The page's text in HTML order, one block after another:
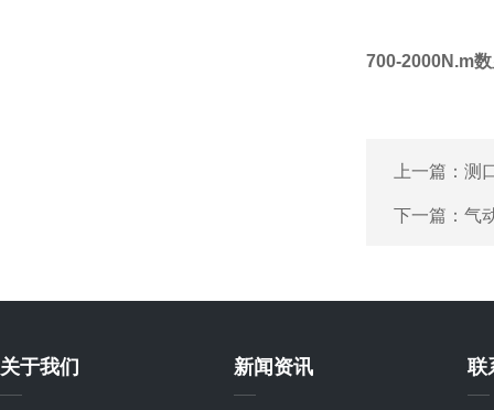
700-2000N.m
上一篇： 测
下一篇： 气
关于我们 新闻资讯 联